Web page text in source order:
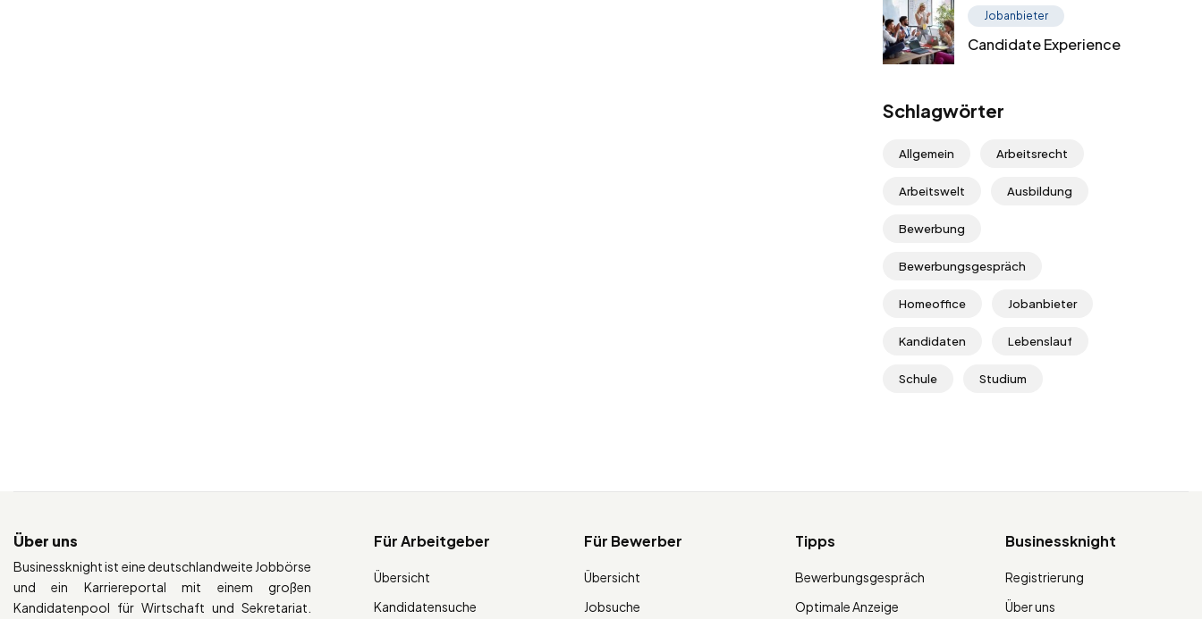
Jobanbieter
Candidate Experience
Schlagwörter
Allgemein Arbeitsrecht
Arbeitswelt Ausbildung
Bewerbung
Bewerbungsgespräch
Homeoffice Jobanbieter
Kandidaten Lebenslauf
Schule Studium
Über uns
Businessknight ist eine deutschlandweite Jobbörse
und ein Karriereportal mit einem großen
Kandidatenpool für Wirtschaft und Sekretariat.
Für Arbeitgeber
Übersicht
Kandidatensuche
Für Bewerber
Übersicht
Jobsuche
Tipps
Bewerbungsgespräch
Optimale Anzeige
Businessknight
Registrierung
Über uns